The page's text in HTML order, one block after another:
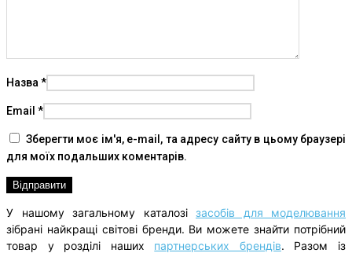
Назва *
Email *
Зберегти моє ім'я, e-mail, та адресу сайту в цьому браузері
для моїх подальших коментарів.
У нашому загальному каталозі засобів для моделювання
зібрані найкращі світові бренди. Ви можете знайти потрібний
товар у розділі наших партнерських брендів. Разом із